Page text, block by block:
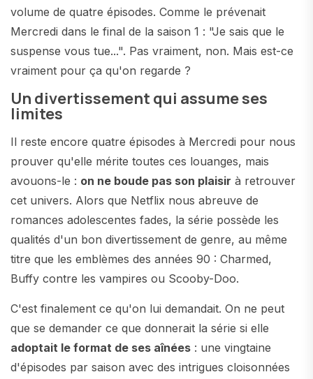
volume de quatre épisodes. Comme le prévenait
Mercredi dans le final de la saison 1 : "Je sais que le
suspense vous tue...". Pas vraiment, non. Mais est-ce
vraiment pour ça qu'on regarde ?
Un divertissement qui assume ses
limites
Il reste encore quatre épisodes à Mercredi pour nous
prouver qu'elle mérite toutes ces louanges, mais
avouons-le : on ne boude pas son plaisir à retrouver
cet univers. Alors que Netflix nous abreuve de
romances adolescentes fades, la série possède les
qualités d'un bon divertissement de genre, au même
titre que les emblèmes des années 90 : Charmed,
Buffy contre les vampires ou Scooby-Doo.
C'est finalement ce qu'on lui demandait. On ne peut
que se demander ce que donnerait la série si elle
adoptait le format de ses aînées : une vingtaine
d'épisodes par saison avec des intrigues cloisonnées